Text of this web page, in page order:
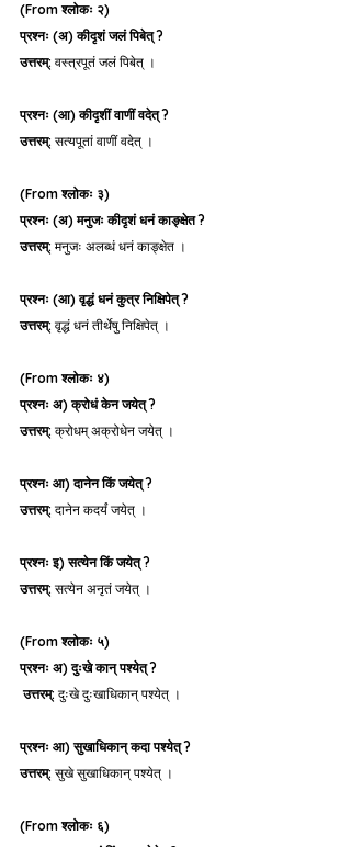
(From श्लोकः २)
प्रश्नः (अ) कीदृशं जलं पिबेत् ?
उत्तरम्: वस्त्रपूतं जलं पिबेत् ।
प्रश्नः (आ) कीदृशीं वाणीं वदेत् ?
उत्तरम्: सत्यपूतां वाणीं वदेत् ।
(From श्लोकः ३)
प्रश्नः (अ) मनुजः कीदृशं धनं काङ्क्षेत ?
उत्तरम्: मनुजः अलब्धं धनं काङ्क्षेत ।
प्रश्नः (आ) वृद्धं धनं कुत्र निक्षिपेत् ?
उत्तरम्: वृद्धं धनं तीर्थेषु निक्षिपेत् ।
(From श्लोकः ४)
प्रश्नः अ) क्रोधं केन जयेत् ?
उत्तरम्: क्रोधम् अक्रोधेन जयेत् ।
प्रश्नः आ) दानेन किं जयेत् ?
उत्तरम्: दानेन कदर्यं जयेत् ।
प्रश्नः इ) सत्येन किं जयेत् ?
उत्तरम्: सत्येन अनृतं जयेत् ।
(From श्लोकः ५)
प्रश्नः अ) दुःखे कान् पश्येत् ?
उत्तरम्: दुःखे दुःखाधिकान् पश्येत् ।
प्रश्नः आ) सुखाधिकान् कदा पश्येत् ?
उत्तरम्: सुखे सुखाधिकान् पश्येत् ।
(From श्लोकः ६)